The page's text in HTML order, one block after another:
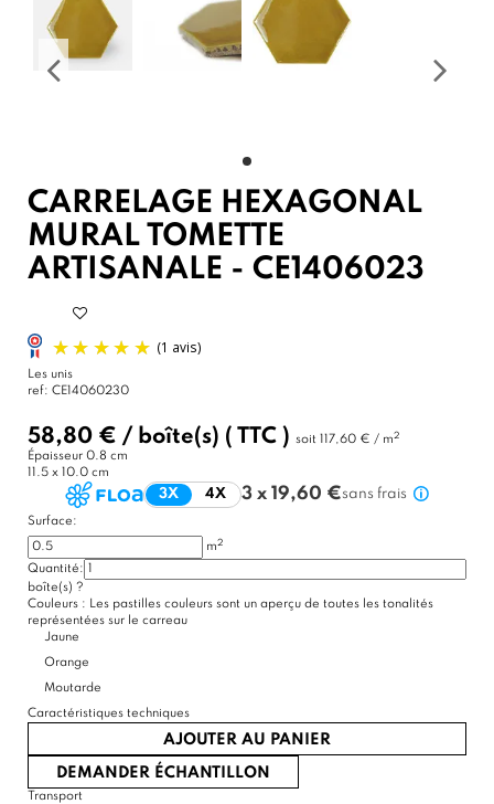
CARRELAGE HEXAGONAL
MURAL TOMETTE
ARTISANALE - CE1406023
(1 avis)
Les unis
ref: CE14060230
58,80 € / boîte(s) ( TTC ) soit 117,60 € / m2
Épaisseur 0.8 cm
11.5 x 10.0 cm
3X 4X 3 x 19,60 €sans frais
Surface:
m2
Quantité:
boîte(s) ?
Couleurs : Les pastilles couleurs sont un aperçu de toutes les tonalités
représentées sur le carreau
Jaune
Orange
Moutarde
Caractéristiques techniques
AJOUTER AU PANIER
DEMANDER ÉCHANTILLON
Transport